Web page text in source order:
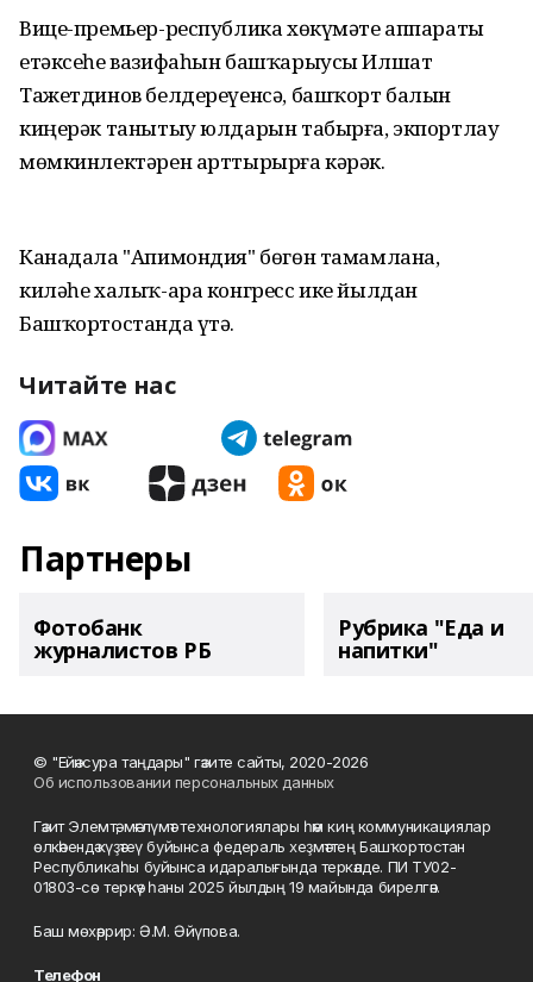
Вице-премьер-республика хөкүмәте аппараты
етәксеһе вазифаһын башҡарыусы Илшат
Тажетдинов белдереүенсә, башҡорт балын
киңерәк танытыу юлдарын табырға, экпортлау
мөмкинлектәрен арттырырға кәрәк.
Канадала "Апимондия" бөгөн тамамлана,
киләһе халыҡ-ара конгресс ике йылдан
Башҡортостанда үтә.
Читайте нас
Партнеры
Фотобанк
журналистов РБ
Рубрика "Еда и
напитки"
© "Ейәнсура таңдары" гәзите сайты, 2020-2026
Об использовании персональных данных
Гәзит Элемтә, мәғлүмәт технологиялары һәм киң коммуникациялар
өлкәһендә күҙәтеү буйынса федераль хеҙмәттең Башҡортостан
Республикаһы буйынса идаралығында теркәлде. ПИ ТУ02-
01803-сө теркәү һаны 2025 йылдың 19 майында бирелгән.
Баш мөхәррир: Ә.М. Әйүпова.
Телефон